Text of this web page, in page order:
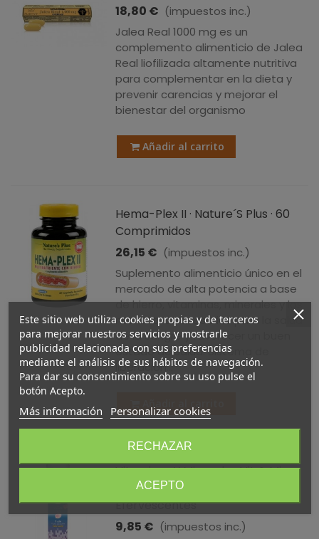
18,80 € (impuestos inc.)
Jalea Real 1000 mg es un
complemento alimenticio de Jalea
Real liofilizada altamente nutritiva
para complementar en la dieta y
prevenir carencias y mejorar el
bienestar del organismo
Añadir al carrito
Hema-Plex II · Nature´s Plus · 60
Comprimidos
26,15 € (impuestos inc.)
Suplemento alimenticio único en el
mercado de alta potencia a base
de hierro, vitaminas, minerales y los
nutrientes necesarios para la salud
de la sangre y favorecer un buen
estado de salud. Sistema de
liberación...
Vitaminas Y Minerales Vit & Min ·
Eladiet · 14 Comprimidos
Efervescentes
9,85 € (impuestos inc.)
Este sitio web utiliza cookies propias y de terceros
para mejorar nuestros servicios y mostrarle
publicidad relacionada con sus preferencias
mediante el análisis de sus hábitos de navegación.
Para dar su consentimiento sobre su uso pulse el
botón Acepto.
Más información Personalizar cookies
RECHAZAR
ACEPTO